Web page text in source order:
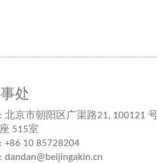
处
: 北京市朝阳区广渠路21, 100121
座 515室
: +86 10 85728204
: dandan@beijingakin.cn